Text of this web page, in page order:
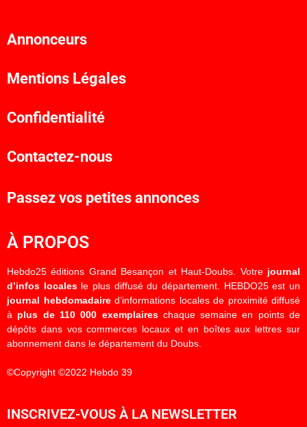
Annonceurs
Mentions Légales
Confidentialité
Contactez-nous
Passez vos petites annonces
À PROPOS
Hebdo25 éditions Grand Besançon et Haut-Doubs. Votre journal
d’infos localesle plus diffusé du département. HEBDO25 est un
journal hebdomadaired’informations locales de proximité diffusé
à plus de 110 000 exemplaireschaque semaine en points de
dépôts dans vos commerces locaux et en boîtes aux lettres sur
abonnement dans le département du Doubs.
©Copyright ©2022 Hebdo 39
INSCRIVEZ-VOUS À LA NEWSLETTER